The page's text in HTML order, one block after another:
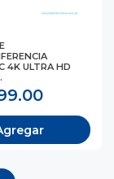
4K ULTRA HD